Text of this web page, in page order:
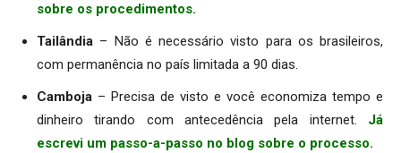
sobre os procedimentos.
Tailândia – Não é necessário visto para os brasileiros,
com permanência no país limitada a 90 dias.
Camboja – Precisa de visto e você economiza tempo e
dinheiro tirando com antecedência pela internet. Já
escrevi um passo-a-passo no blog sobre o processo.